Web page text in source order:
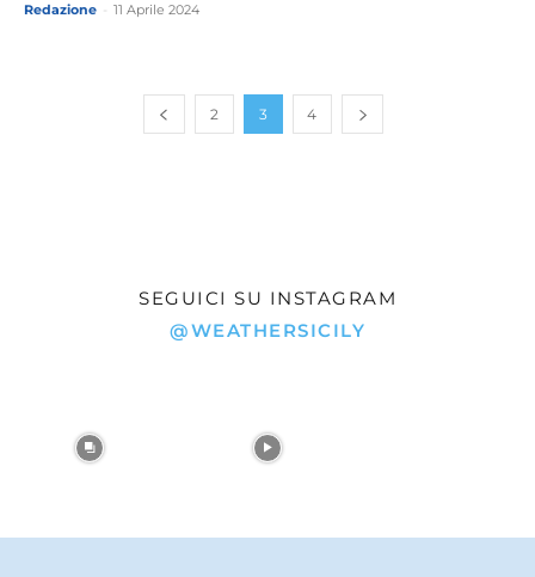
Redazione 11 Aprile 2024
2 3 4
SEGUICI SU INSTAGRAM
@WEATHERSICILY